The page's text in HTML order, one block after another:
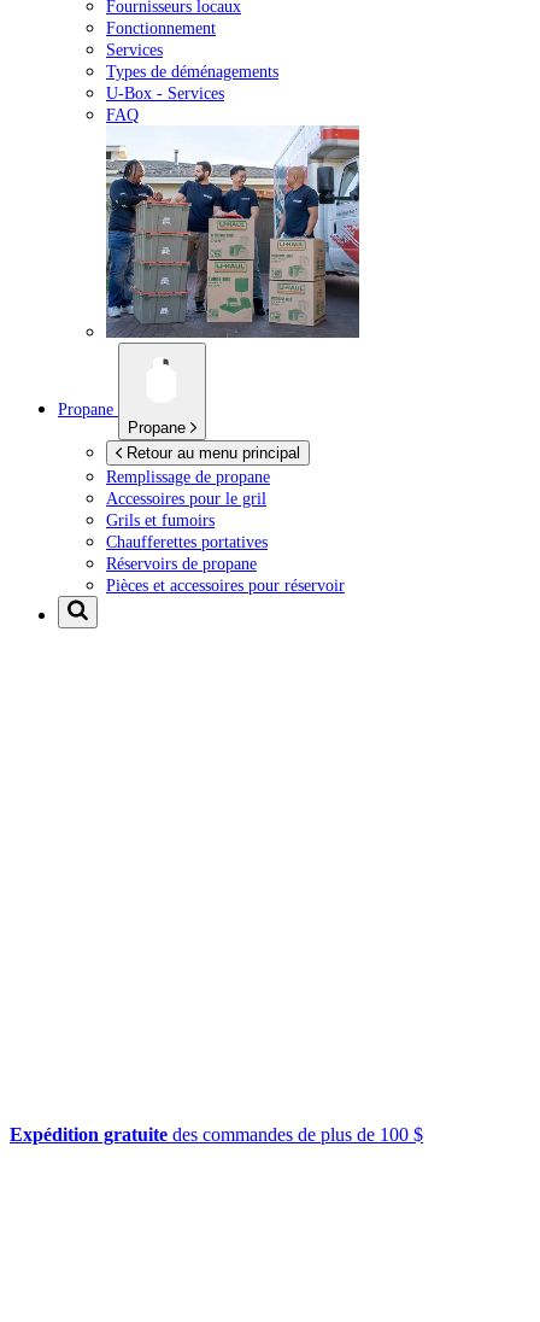
Fournisseurs locaux
Fonctionnement
Services
Types de déménagements
U-Box - Services
FAQ
Propane
Propane
Retour au menu principal
Remplissage de propane
Accessoires pour le gril
Grils et fumoirs
Chaufferettes portatives
Réservoirs de propane
Pièces et accessoires pour réservoir
Expédition gratuite des commandes de plus de 100 $